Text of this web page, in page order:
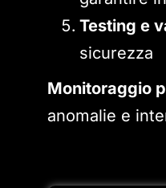
Testing e
sicurezza
Monitoraggio
anomalie e